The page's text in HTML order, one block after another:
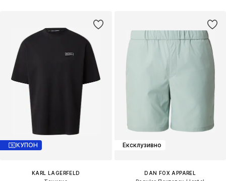
КУПОН
KARL LAGERFELD
Ексклузивно
DAN FOX APPAREL